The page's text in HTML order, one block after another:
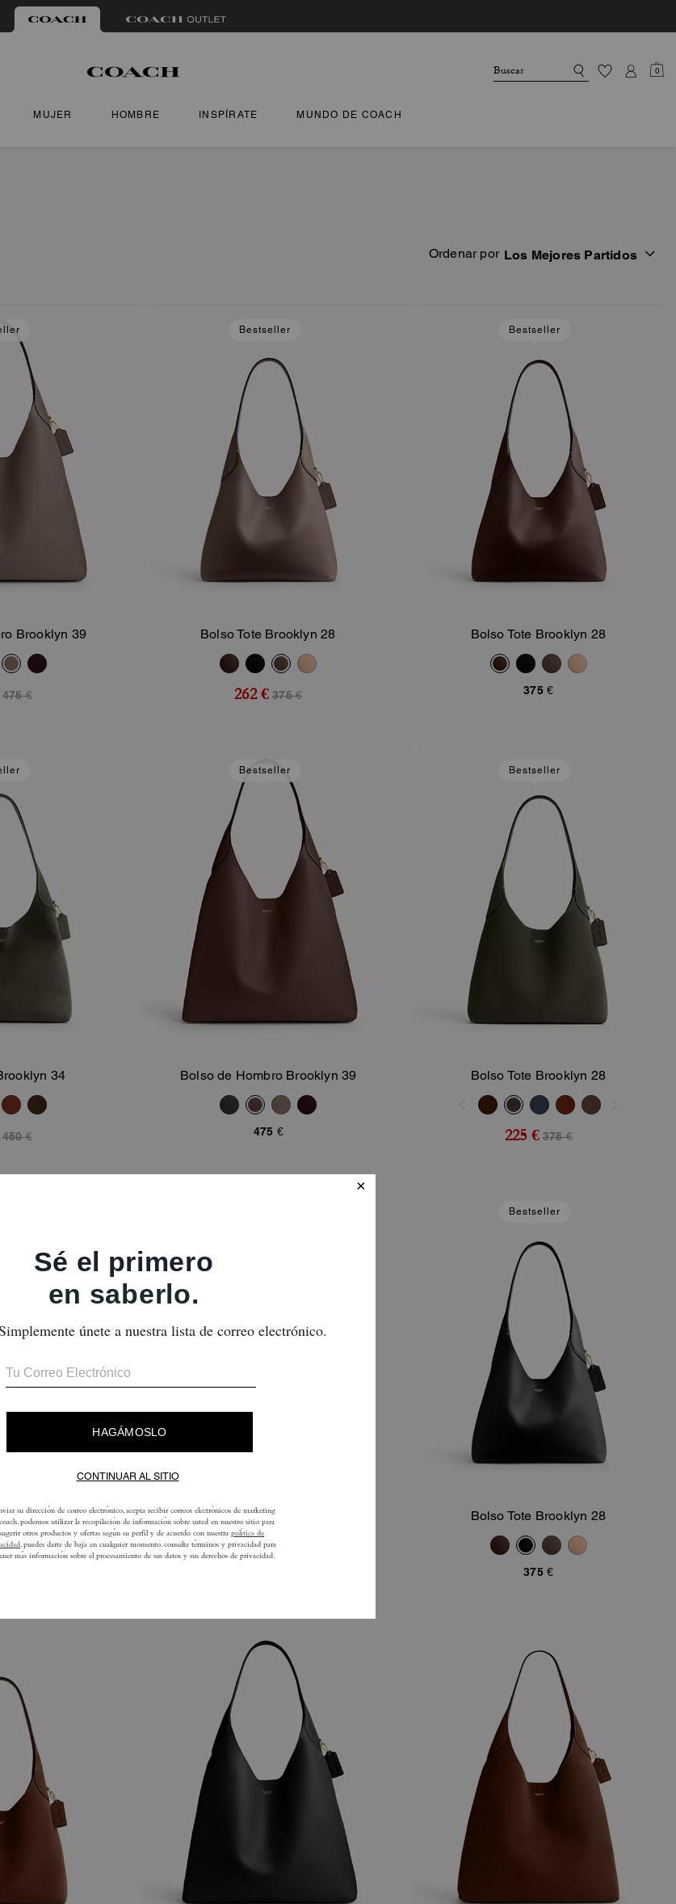
0
MUJER HOMBRE INSPÍRATE MUNDO DE COACH
Ordenar por Los Mejores Partidos
La Cesta
Brooklyn 39
475 €
Bestseller
Añadir A La Cesta
Bolso Tote Brooklyn 28
262 € 375 €
Bestseller
Añadir A La Cesta
Bolso Tote Brooklyn 28
375 €
La Cesta
34
450 €
Bestseller
Añadir A La Cesta
Bolso de Hombro Brooklyn 39
475 €
Bestseller
Añadir A La Cesta
Bolso Tote Brooklyn 28
225 € 375 €
La Cesta
28
Añadir A La Cesta
Bolso Tote Brooklyn 34
Bestseller
Añadir A La Cesta
Bolso Tote Brooklyn 28
375 €